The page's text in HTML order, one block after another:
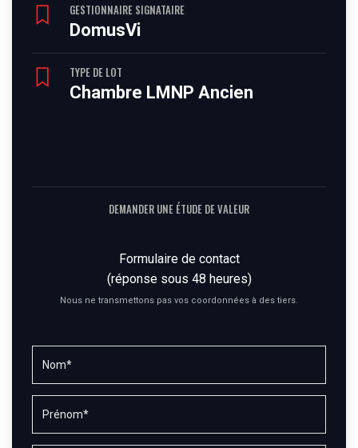
GESTIONNAIRE SIGNATAIRE
DomusVi
TYPE DE LOT
Chambre LMNP Ancien
DEMANDER UNE ÉTUDE DE VALEUR
Formulaire de contact
(réponse sous 48 heures)
Nous ne transmettons pas vos coordonnées à des tiers.